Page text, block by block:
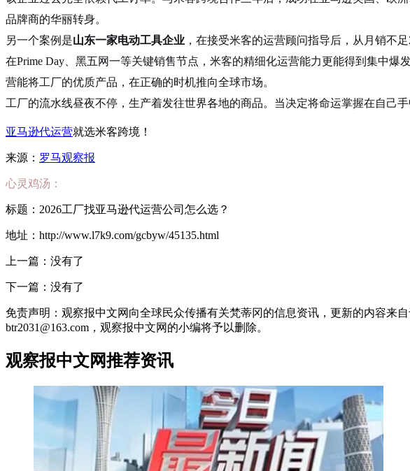
品牌商的华丽转身。
另一个案例是山东一家电动工具企业 ，在接受米客的运营顾问指导后，从月销不
在Prime Day、黑五网一等关键销售节点，米客的精细化运营能力更能得到集中爆
营能将工厂的优质产品，在正确的时机推向全球市场。
工厂的流水线昼夜不停，生产着发往世界各地的商品。当决定将命运掌握在自己
亚马逊代运营就选米客跨境！
来源： 罗马观察报
心灵鸡汤：
标题：2026工厂找亚马逊代运营公司怎么选？
地址：http://www.l7k9.com/gcbyw/45135.html
上一篇：没有了
下一篇：没有了
免责声明：观察报中文网向全球民众传播有关梵蒂冈的信息资讯，更新的内容来
btr2031@163.com，观察报中文网的小编将予以删除。
观察报中文网推荐资讯